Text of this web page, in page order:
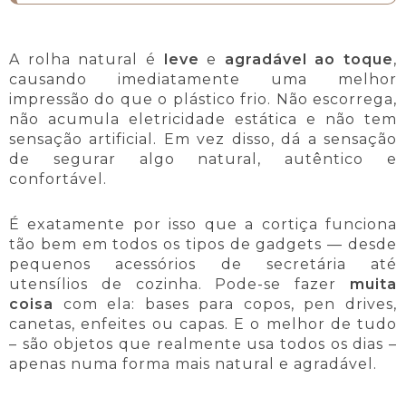
A rolha natural é leve e agradável ao toque,
causando imediatamente uma melhor
impressão do que o plástico frio. Não escorrega,
não acumula eletricidade estática e não tem
sensação artificial. Em vez disso, dá a sensação
de segurar algo natural, autêntico e
confortável.
É exatamente por isso que a cortiça funciona
tão bem em todos os tipos de gadgets — desde
pequenos acessórios de secretária até
utensílios de cozinha. Pode-se fazer muita
coisa
com ela: bases para copos, pen drives,
canetas, enfeites ou capas. E o melhor de tudo
– são objetos que realmente usa todos os dias –
apenas numa forma mais natural e agradável.